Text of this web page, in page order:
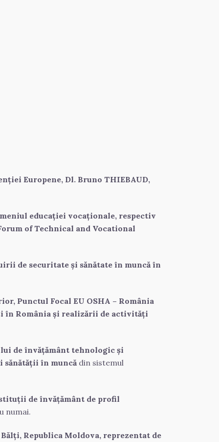
Europene, Dl. Bruno THIEBAUD,
educației vocaționale, respectiv
of Technical and Vocational
de securitate și sănătate în muncă în
Punctul Focal EU OSHA – România
în România și realizării de activități
de învățământ tehnologic și
în muncă din sistemul
de învățământ de profil
numai.
Republica Moldova, reprezentat de